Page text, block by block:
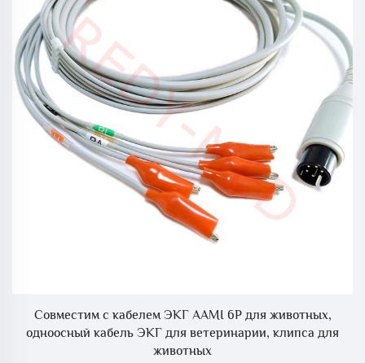
Совместим с кабелем ЭКГ AAMI 6P для животных,
одноосный кабель ЭКГ для ветеринарии, клипса для
животных